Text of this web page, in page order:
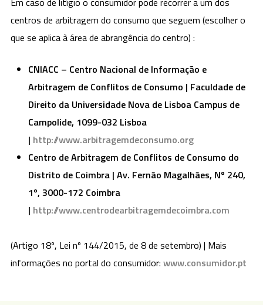
centros de arbitragem do consumo que seguem (escolher o
que se aplica à área de abrangência do centro) :
CNIACC – Centro Nacional de Informação e
Arbitragem de Conflitos de Consumo | Faculdade de
Direito da Universidade Nova de Lisboa Campus de
Campolide, 1099-032 Lisboa
| http://www.arbitragemdeconsumo.org
Centro de Arbitragem de Conflitos de Consumo do
Distrito de Coimbra | Av. Fernão Magalhães, Nº 240,
1º, 3000-172 Coimbra
| http://www.centrodearbitragemdecoimbra.com
(Artigo 18º, Lei nº 144/2015, de 8 de setembro) | Mais
informações no portal do consumidor: www.consumidor.pt